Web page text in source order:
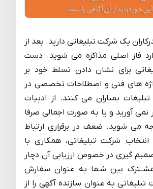
یک شرکت تبلیغاتی دارید. بعد از
فاز اصلی مذاکره می شوید. دست
برای نشان دادن تسلط خود بر
های فنی و اصطلاحات تخصصی در
بمباران می کنند. از ادبیات
آورید و یا به صورت اجمالی صرفا
می شوید. ضعف در برقراری ارتباط
شرکت تبلیغاتی، همکاری با
گیری در خصوص ارزیابی آن دچار
مشــترک بین شـما به عنوان سفارش
به عنوان سازنده آگهی را از